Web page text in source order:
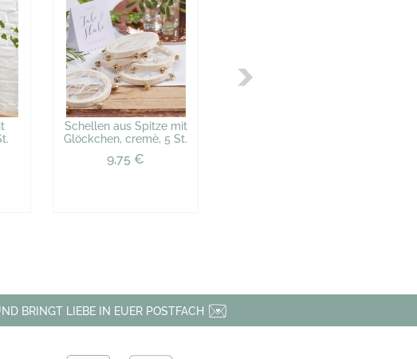
Schellen aus Spitze mit
Glöckchen, cremè, 5 St.
9,75 €
BRINGT LIEBE IN EUER POSTFACH